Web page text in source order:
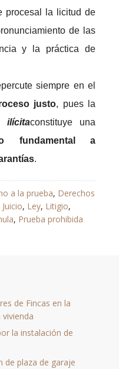
procesal la licitud de
de las
y la práctica de
siempre en el
justo, pues la
ilícitaconstituye una
fundamental a
.
a la prueba, Derechos
Juicio, Ley, Litigio,
, Prueba prohibida
de Fincas en la
la instalación de
de plaza de garaje